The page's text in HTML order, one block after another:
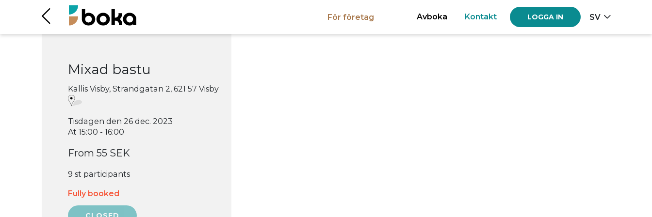
För företag Avboka Kontakt LOGGA IN SV
Mixad bastu
Kallis Visby, Strandgatan 2, 621 57 Visby
Tisdagen den 26 dec. 2023
At 15:00 - 16:00
From 55 SEK
9 st participants
Fully booked